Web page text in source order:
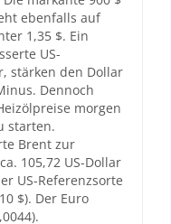
ebenfalls auf
1,35 $. Ein
US-
stärken den Dollar
Dennoch
morgen
starten.
Brent zur
105,72 US-Dollar
US-Referenzsorte
$). Der Euro